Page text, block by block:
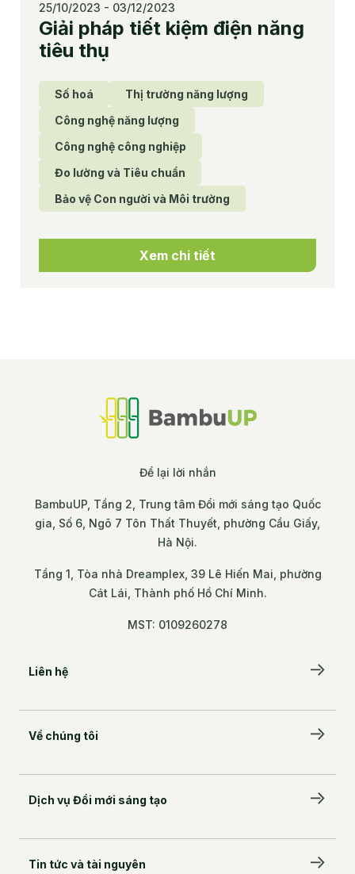
25/10/2023 - 03/12/2023
Giải pháp tiết kiệm điện năng
tiêu thụ
Số hoá
Thị trường năng lượng
Công nghệ năng lượng
Công nghệ công nghiệp
Đo lường và Tiêu chuẩn
Bảo vệ Con người và Môi trường
Xem chi tiết
Để lại lời nhắn
BambuUP, Tầng 2, Trung tâm Đổi mới sáng tạo Quốc
gia, Số 6, Ngõ 7 Tôn Thất Thuyết, phường Cầu Giấy,
Hà Nội.
Tầng 1, Tòa nhà Dreamplex, 39 Lê Hiến Mai, phường
Cát Lái, Thành phố Hồ Chí Minh.
MST: 0109260278
Liên hệ
BambuUP, Tầng 2, Trung tâm Đổi mới sáng tạo
Cầu Giấy, Hà Nội.
Tầng 1, Tòa nhà Dreamplex, 39 Lê Hiến Mai,
phường Cát Lái, Thành phố Hồ Chí Minh.
Về chúng tôi
Đội ngũ kiến tạo
Dịch vụ Đổi mới sáng tạo
Tin tức và tài nguyên